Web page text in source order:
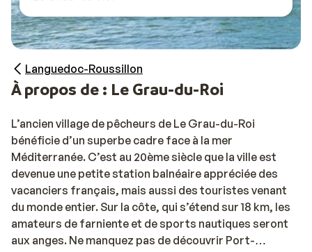
Languedoc-Roussillon
À propos de : Le Grau-du-Roi
L’ancien village de pêcheurs de Le Grau-du-Roi
bénéficie d’un superbe cadre face à la mer
Méditerranée. C’est au 20ème siècle que la ville est
devenue une petite station balnéaire appréciée des
vacanciers français, mais aussi des touristes venant
du monde entier. Sur la côte, qui s’étend sur 18 km, les
amateurs de farniente et de sports nautiques seront
aux anges. Ne manquez pas de découvrir Port-